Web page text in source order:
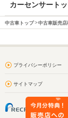
カーセンサート
中古車トップ 中古車販売店
プライバシーポリシー
サイトマップ